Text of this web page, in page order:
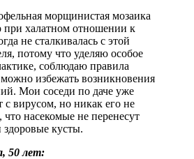
морщинистая мозаика
при халатном отношении к
не сталкивалась с этой
потому что уделяю особое
соблюдаю правила
можно избежать возникновения
Мои соседи по даче уже
вирусом, но никак его не
насекомые не перенесут
кусты.
50 лет: